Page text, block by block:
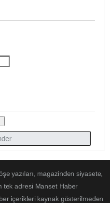
yazıları, magazinden siyasete,
tek adresi Manset Haber
içerikleri kaynak gösterilmeden